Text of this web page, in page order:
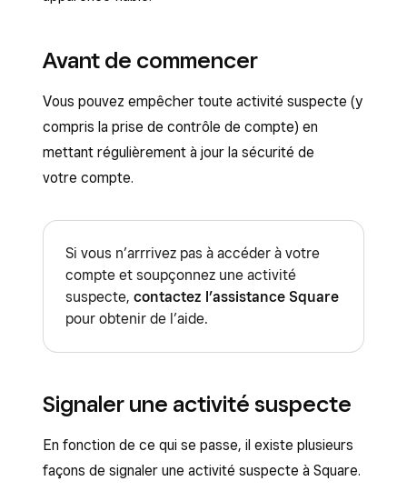
Avant de commencer
Vous pouvez empêcher toute activité suspecte (y
compris la prise de contrôle de compte) en
mettant régulièrement à jour la sécurité de
votre compte.
Si vous n’arrrivez pas à accéder à votre
compte et soupçonnez une activité
suspecte, contactez l’assistance Square
pour obtenir de l’aide.
Signaler une activité suspecte
En fonction de ce qui se passe, il existe plusieurs
façons de signaler une activité suspecte à Square.